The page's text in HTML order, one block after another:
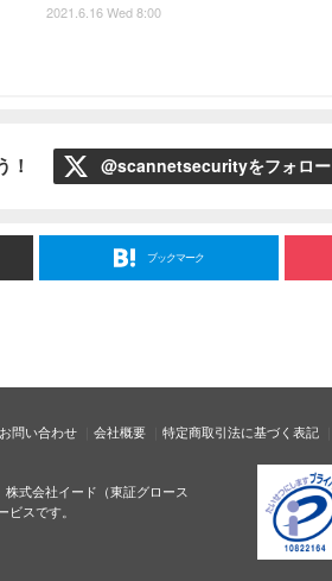
2021.6.16 Wed 8:00
！ @scannetsecurityをフォロー
ブックマーク
問い合わせ 会社概要 特定商取引法に基づく表記
式会社イード（東証グロース
スです。